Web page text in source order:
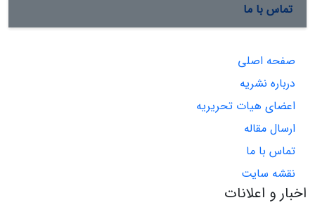
تماس با ما
صفحه اصلی
درباره نشریه
اعضای هیات تحریریه
ارسال مقاله
تماس با ما
نقشه سایت
اخبار و اعلانات